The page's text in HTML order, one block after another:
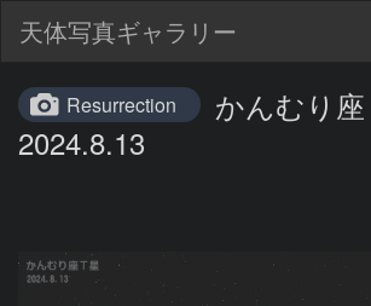
天体写真ギャラリー
Resurrection
かんむり座
2024.8.13